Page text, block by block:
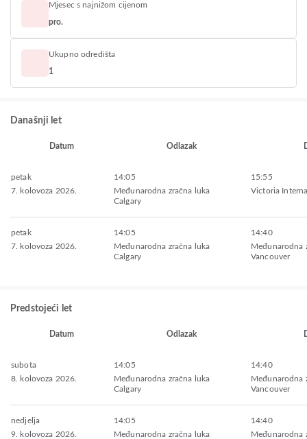
Mjesec s najnižom cijenom
pro.
Ukupno odredišta
1
Današnji let
Datum Odlazak
petak
7. kolovoza 2026.
14:05
Međunarodna zračna luka
Calgary
15:55
Victoria
petak
7. kolovoza 2026.
14:05
Međunarodna zračna luka
Calgary
14:40
Međunarodna
Vancouver
Predstojeći let
Datum Odlazak
subota
8. kolovoza 2026.
14:05
Međunarodna zračna luka
Calgary
14:40
Međunarodna
Vancouver
nedjelja
9. kolovoza 2026.
14:05
Međunarodna zračna luka
14:40
Međunarodna